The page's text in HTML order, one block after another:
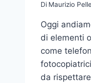
Di Maurizio
Oggi
di elementi
come
da